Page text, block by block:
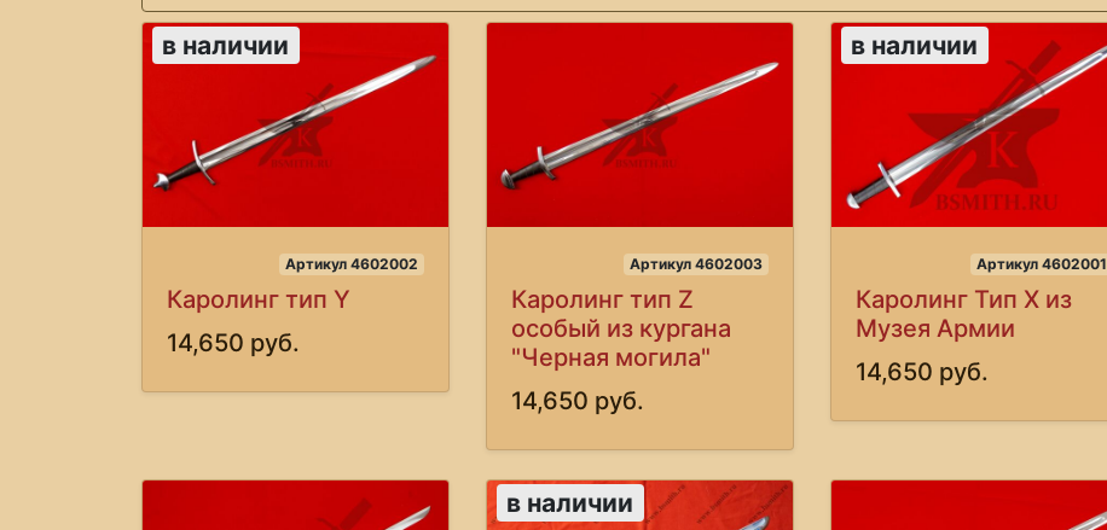
в наличии
Артикул 4602002
Каролинг тип Y
14,650 руб.
Артикул 4602003
Каролинг тип Z
особый из кургана
"Черная могила"
14,650 руб.
в наличии
Артикул 4602001
Каролинг Тип X из
Музея Армии
14,650 руб.
в наличии